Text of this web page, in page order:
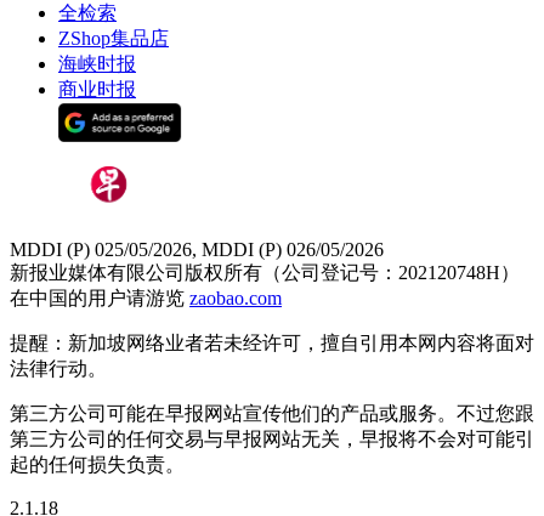
全检索
ZShop集品店
海峡时报
商业时报
MDDI (P) 025/05/2026, MDDI (P) 026/05/2026
新报业媒体有限公司版权所有（公司登记号：202120748H）
在中国的用户请游览 zaobao.com
提醒：新加坡网络业者若未经许可，擅自引用本网内容将面对
法律行动。
第三方公司可能在早报网站宣传他们的产品或服务。不过您跟
第三方公司的任何交易与早报网站无关，早报将不会对可能引
起的任何损失负责。
2.1.18